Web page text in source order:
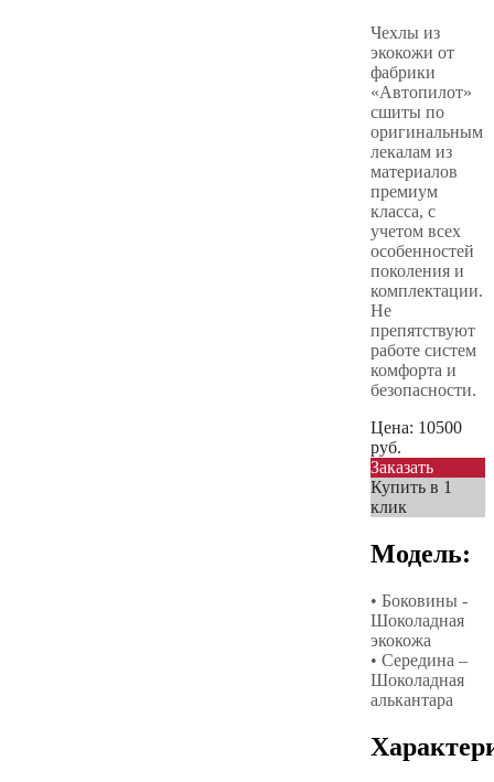
Чехлы из
экокожи от
фабрики
«Автопилот»
сшиты по
оригинальным
лекалам из
материалов
премиум
класса, с
учетом всех
особенностей
поколения и
комплектации.
Не
препятствуют
работе систем
комфорта и
безопасности.
Цена: 10500
руб.
Заказать
Купить в 1
клик
Модель:
• Боковины -
Шоколадная
экокожа
• Середина –
Шоколадная
алькантара